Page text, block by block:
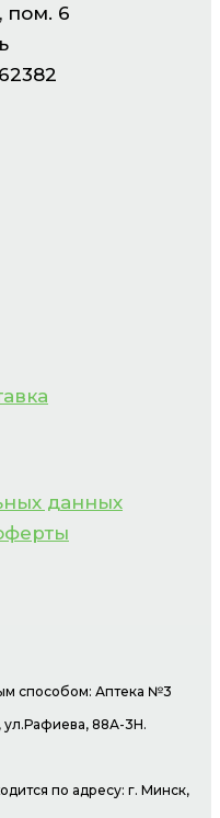
пом. 6
данных
способом: Аптека №3
ул.Рафиева, 88А-3Н.
по адресу: г. Минск,